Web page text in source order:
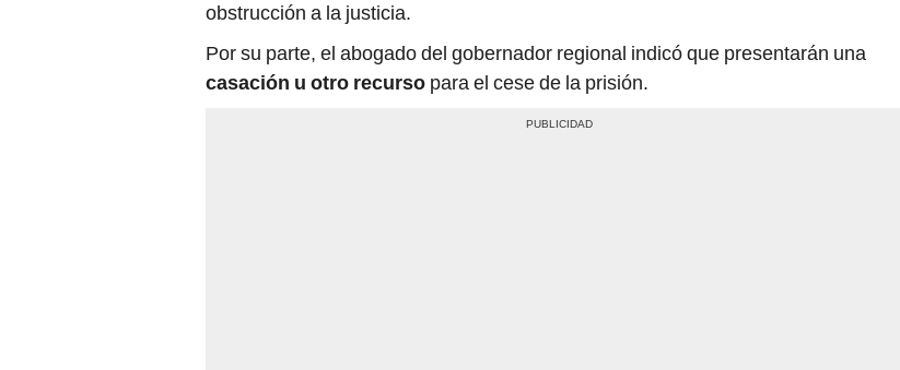
obstrucción a la justicia.
Por su parte, el abogado del gobernador regional indicó que presentarán una
casación u otro recurso para el cese de la prisión.